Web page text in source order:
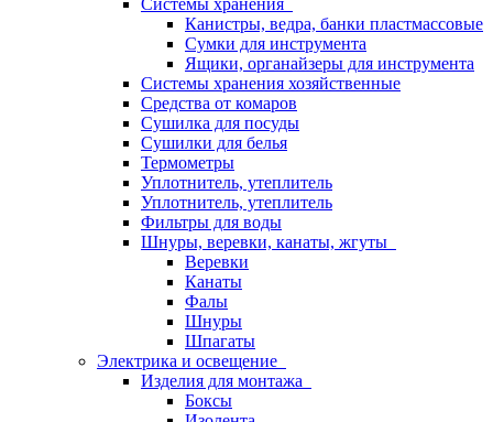
Системы хранения
Канистры, ведра, банки пластмассовые
Сумки для инструмента
Ящики, органайзеры для инструмента
Системы хранения хозяйственные
Средства от комаров
Сушилка для посуды
Сушилки для белья
Термометры
Уплотнитель, утеплитель
Уплотнитель, утеплитель
Фильтры для воды
Шнуры, веревки, канаты, жгуты
Веревки
Канаты
Фалы
Шнуры
Шпагаты
Электрика и освещение
Изделия для монтажа
Боксы